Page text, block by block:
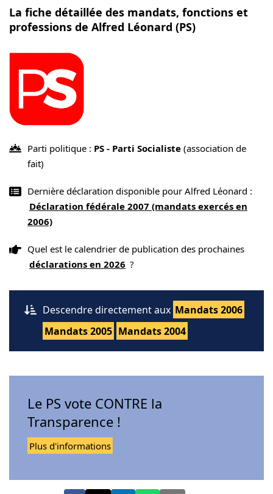
La fiche détaillée des mandats, fonctions et
professions de Alfred Léonard (PS)
Parti politique : PS - Parti Socialiste (association de
fait)
Dernière déclaration disponible pour Alfred Léonard :
Déclaration fédérale 2007 (mandats exercés en
2006)
Quel est le calendrier de publication des prochaines
déclarations en 2026 ?
Descendre directement aux Mandats 2006
Mandats 2005 Mandats 2004
Le PS vote CONTRE la
Transparence !
Plus d'informations